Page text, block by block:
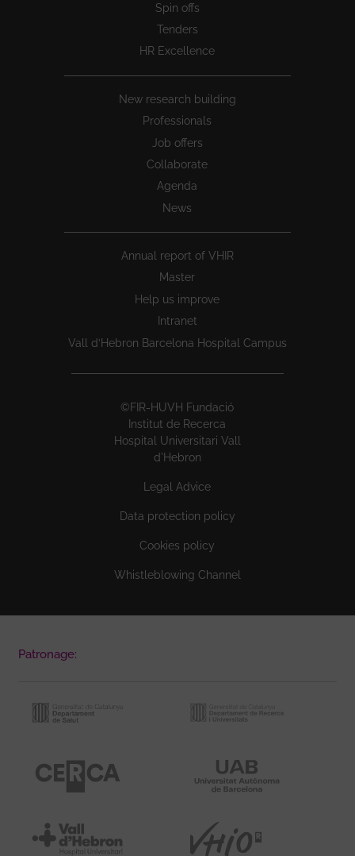
Spin offs
Tenders
HR Excellence
New research building
Professionals
Job offers
Collaborate
Agenda
News
Annual report of VHIR
Master
Help us improve
Intranet
Vall d’Hebron Barcelona Hospital Campus
©FIR-HUVH Fundació
Institut de Recerca
Hospital Universitari Vall
d'Hebron
Legal Advice
Data protection policy
Cookies policy
Whistleblowing Channel
Patronage: